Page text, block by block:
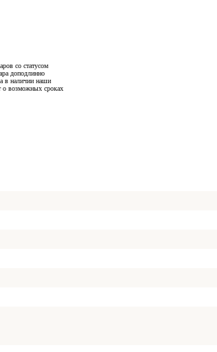
со статусом
доподлинно
в наличии наши
о возможных сроках